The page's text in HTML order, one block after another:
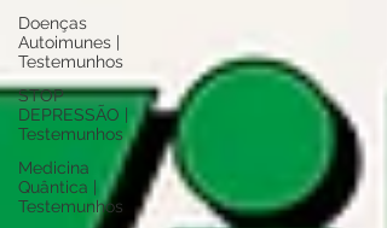
Doenças
Autoimunes |
Testemunhos
STOP
DEPRESSÃO |
Testemunhos
Medicina
Quântica |
Testemunhos